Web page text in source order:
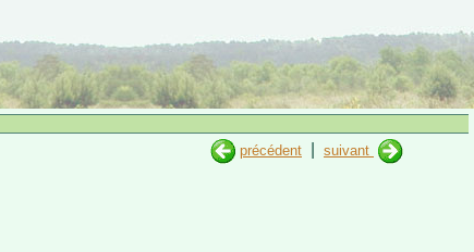
précédent
suivant